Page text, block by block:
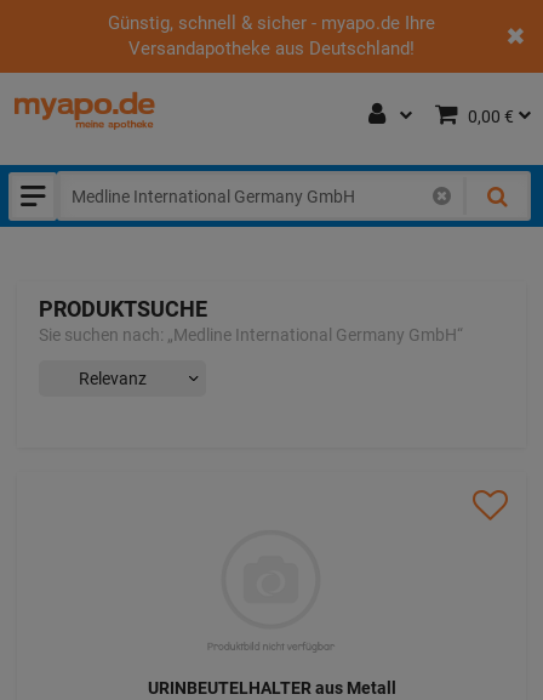
Günstig, schnell & sicher - myapo.de Ihre
Versandapotheke aus Deutschland!
0,00 €
PRODUKTSUCHE
Sie suchen nach: „Medline International Germany GmbH“
URINBEUTELHALTER aus Metall